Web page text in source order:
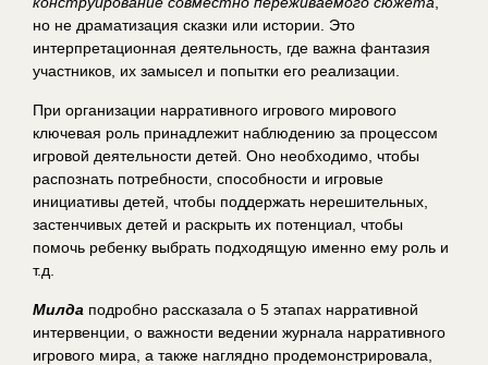
но не драматизация сказки или истории. Это
интерпретационная деятельность, где важна фантазия
участников, их замысел и попытки его реализации.
При организации нарративного игрового мирового
ключевая роль принадлежит наблюдению за процессом
игровой деятельности детей. Оно необходимо, чтобы
распознать потребности, способности и игровые
инициативы детей, чтобы поддержать нерешительных,
застенчивых детей и раскрыть их потенциал, чтобы
помочь ребенку выбрать подходящую именно ему роль и
т.д.
Милда подробно рассказала о 5 этапах нарративной
интервенции, о важности ведении журнала нарративного
игрового мира, а также наглядно продемонстрировала,